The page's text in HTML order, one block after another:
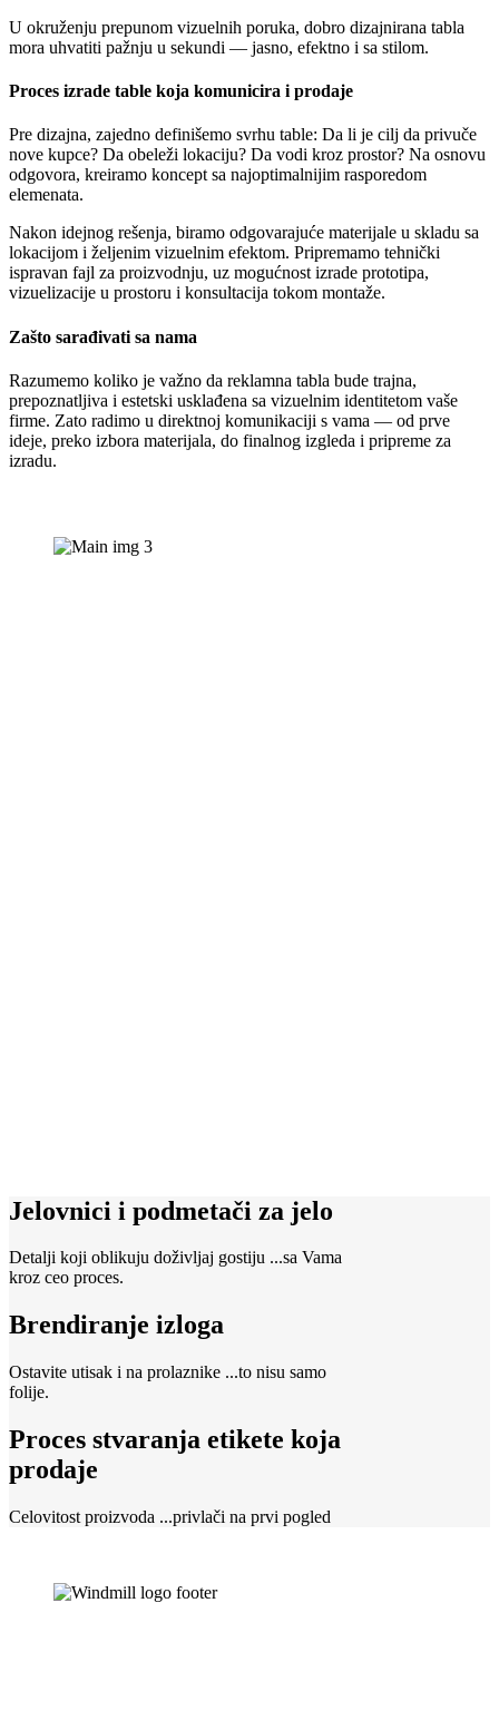
U okruženju prepunom vizuelnih poruka, dobro dizajnirana tabla
mora uhvatiti pažnju u sekundi — jasno, efektno i sa stilom.
Proces izrade table koja komunicira i prodaje
Pre dizajna, zajedno definišemo svrhu table: Da li je cilj da privuče
nove kupce? Da obeleži lokaciju? Da vodi kroz prostor? Na osnovu
odgovora, kreiramo koncept sa najoptimalnijim rasporedom
elemenata.
Nakon idejnog rešenja, biramo odgovarajuće materijale u skladu sa
lokacijom i željenim vizuelnim efektom. Pripremamo tehnički
ispravan fajl za proizvodnju, uz mogućnost izrade prototipa,
vizuelizacije u prostoru i konsultacija tokom montaže.
Zašto sarađivati sa nama
Razumemo koliko je važno da reklamna tabla bude trajna,
prepoznatljiva i estetski usklađena sa vizuelnim identitetom vaše
firme. Zato radimo u direktnoj komunikaciji s vama — od prve
ideje, preko izbora materijala, do finalnog izgleda i pripreme za
izradu.
Jelovnici i podmetači za jelo
Detalji koji oblikuju doživljaj gostiju ...sa Vama
kroz ceo proces.
Brendiranje izloga
Ostavite utisak i na prolaznike ...to nisu samo
folije.
Proces stvaranja etikete koja
prodaje
Celovitost proizvoda ...privlači na prvi pogled